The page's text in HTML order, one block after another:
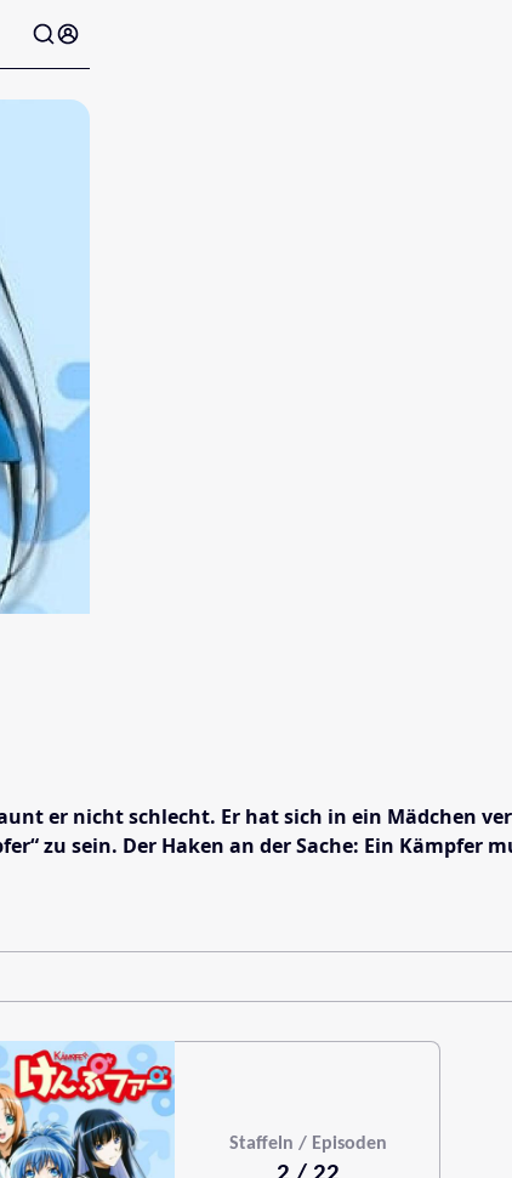
er nicht schlecht. Er hat sich in ein
zu sein. Der Haken an der Sache: Ein
Staffeln / Episoden